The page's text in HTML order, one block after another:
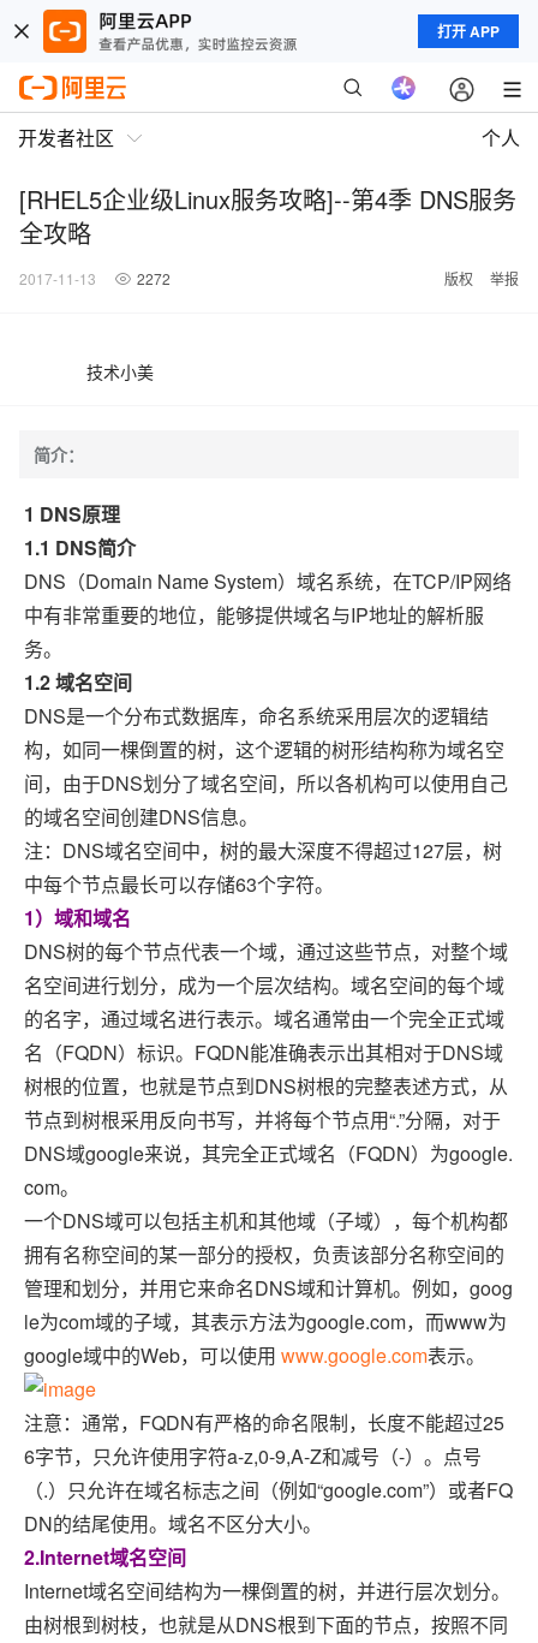
打开 APP
开发者社区 个人
[RHEL5企业级Linux服务攻略]--第4季 DNS服务
全攻略
2017-11-13 2272 版权 举报
技术小美
简介：
1 DNS原理
1.1 DNS简介
DNS（Domain Name System）域名系统，在TCP/IP网络
中有非常重要的地位，能够提供域名与IP地址的解析服
务。
1.2 域名空间
DNS是一个分布式数据库，命名系统采用层次的逻辑结
构，如同一棵倒置的树，这个逻辑的树形结构称为域名空
间，由于DNS划分了域名空间，所以各机构可以使用自己
的域名空间创建DNS信息。
注：DNS域名空间中，树的最大深度不得超过127层，树
中每个节点最长可以存储63个字符。
1）域和域名
DNS树的每个节点代表一个域，通过这些节点，对整个域
名空间进行划分，成为一个层次结构。域名空间的每个域
的名字，通过域名进行表示。域名通常由一个完全正式域
名（FQDN）标识。FQDN能准确表示出其相对于DNS域
树根的位置，也就是节点到DNS树根的完整表述方式，从
节点到树根采用反向书写，并将每个节点用“.”分隔，对于
DNS域google来说，其完全正式域名（FQDN）为google.
com。
一个DNS域可以包括主机和其他域（子域），每个机构都
拥有名称空间的某一部分的授权，负责该部分名称空间的
管理和划分，并用它来命名DNS域和计算机。例如，goog
le为com域的子域，其表示方法为google.com，而www为
google域中的Web，可以使用 www.google.com表示。
注意：通常，FQDN有严格的命名限制，长度不能超过25
6字节，只允许使用字符a-z,0-9,A-Z和减号（-）。点号
（.）只允许在域名标志之间（例如“google.com”）或者FQ
DN的结尾使用。域名不区分大小。
2.Internet域名空间
Internet域名空间结构为一棵倒置的树，并进行层次划分。
由树根到树枝，也就是从DNS根到下面的节点，按照不同